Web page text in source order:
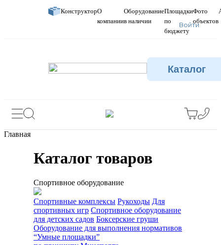
КонструкторО
компании
Оборудование
в наличии
Площадки
по
бюджету
Фото
объектов
Войти
Каталог
Главная
Каталог товаров
Спортивное оборудование
Спортивные комплексы Рукоходы Для
спортивных игр Спортивное оборудование
для детских садов Боксерские груши
Оборудование для выполнения нормативов
“Умные площадки”